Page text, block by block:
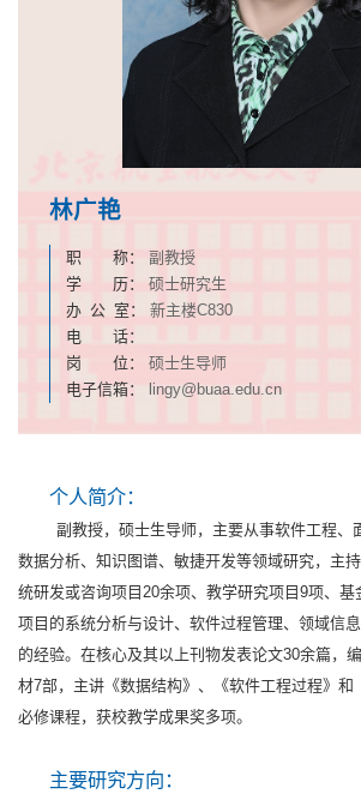
林广艳
职 称： 副教授
学 历： 硕士研究生
办 公 室： 新主楼C830
电 话：
岗 位： 硕士生导师
电子信箱：
lingy@buaa.edu.cn
个人简介：
副教授，硕士生导师，主要从事软件工程、面
数据分析、知识图谱、敏捷开发等领域研究，主
统研发或咨询项目20余项、教学研究项目9项、
项目的系统分析与设计、软件过程管理、领域信
的经验。在核心及其以上刊物发表论文30余篇，
材7部，主讲《数据结构》、《软件工程过程》和
必修课程，获校教学成果奖多项。
主要研究方向：